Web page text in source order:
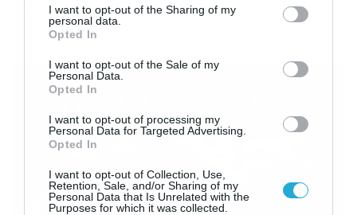
not limited to your visit or usage behaviour. You may click to
grant or deny consent to Google and its third-party tags to
use your data for below specified purposes in below Google
consent section.
I want to opt-out of the Sharing of my
personal data.
Opted In
I want to opt-out of the Sale of my
Personal Data.
Opted In
I want to opt-out of processing my
Personal Data for Targeted Advertising.
Opted In
I want to opt-out of Collection, Use,
Retention, Sale, and/or Sharing of my
Personal Data that Is Unrelated with the
Purposes for which it was collected.
πολέμου. Ωστόσο τα πράγματα είναι… λίγο διαφορετικά.
Όντως πρόκειται για μία «μάχη», αλλά σε καμία
περίπτωση δεν πρόκειται για… εμπόλεμη ζώνη, αλλά για
ένα έθιμο, το οποίο κρατάει περισσότερο από 200
χρόνια. Στην πόλη Αλικάντε της Ισπανίας, οι «Els
Enfarinats» προσπαθούν να την καταλάβουν και να